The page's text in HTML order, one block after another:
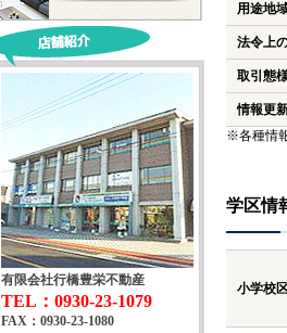
用途地
法令上
取引態
情報更
※各種情
学区情
小学校
有限会社行橋豊栄不動産
TEL：0930-23-1079
FAX：0930-23-1080